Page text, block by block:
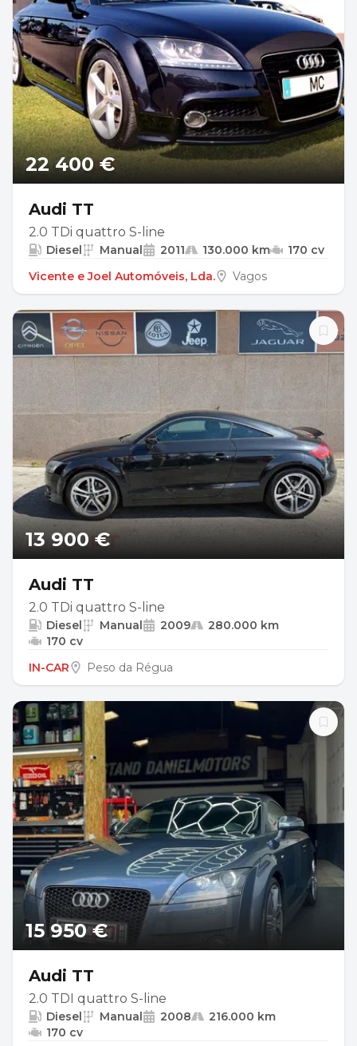
22 400 €
Audi TT
2.0 TDi quattro S-line
Diesel Manual 2011 130.000 km
170 cv
Vicente e Joel Automóveis, Lda.
Vagos
13 900 €
Audi TT
2.0 TDi quattro S-line
Diesel Manual 2009
280.000 km
170 cv
IN-CAR
Peso da Régua
15 950 €
Audi TT
2.0 TDI quattro S-line
Diesel Manual 2008
216.000 km
170 cv